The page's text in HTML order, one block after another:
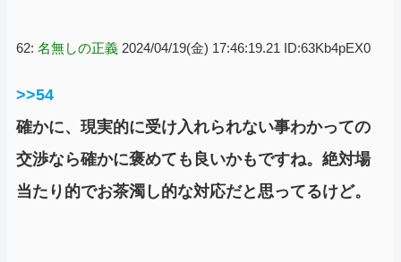
62: 名無しの正義 2024/04/19(金) 17:46:19.21 ID:63Kb4pEX0
>>54
確かに、現実的に受け入れられない事わかっての
交渉なら確かに褒めても良いかもですね。絶対場
当たり的でお茶濁し的な対応だと思ってるけど。